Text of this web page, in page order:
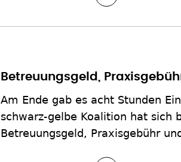
Betreuungsgeld,
Am Ende gab es acht Stunden
schwarz-gelbe Koalition hat sich
Betreuungsgeld, Praxisgebühr